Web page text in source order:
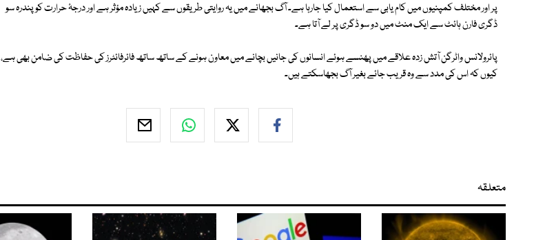
پر اور مختلف کمپنیوں میں کام یابی سے استعمال کیا جارہا ہے۔ آگ بجھانے میں یہ روایتی طریقوں سے کہیں زیادہ مؤثر ہے اور درجۂ حرارت کو پندرہ سو
ڈگری فارن ہائٹ سے ایک منٹ میں دو سو ڈگری پر لے آتا ہے۔
پائرولانس واٹرگن آتش زدہ علاقے میں پھنسے ہوئے انسانوں کی جانیں بچانے میں معاون ہونے کے ساتھ ساتھ فائرفائٹرز کی حفاظت کی ضامن بھی ہے،
کیوں کہ اس کی مدد سے وہ قریب جائے بغیر آگ بجھاسکتے ہیں۔
متعلقہ